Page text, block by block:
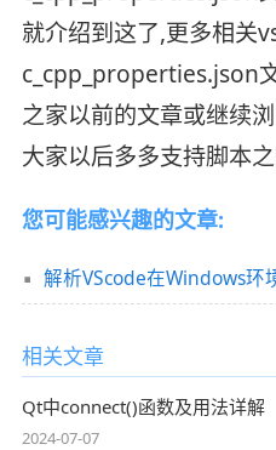
就介绍到这了,更多相关
c_cpp_properties.json
之家以前的文章或继续
大家以后多多支持脚本之
您可能感兴趣的文章:
相关文章
Qt中connect()函数及用法详解
2024-07-07